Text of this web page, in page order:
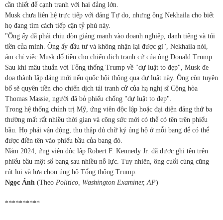
cần thiết để cạnh tranh với hai đảng lớn.
Musk chưa liên hệ trực tiếp với đảng Tự do, nhưng ông Nekhaila cho biết
họ đang tìm cách tiếp cận tỷ phú này.
"Ông ấy đã phải chịu đòn giáng mạnh vào doanh nghiệp, danh tiếng và túi
tiền của mình. Ông ấy đầu tư và không nhận lại được gì", Nekhaila nói,
ám chỉ việc Musk đổ tiền cho chiến dịch tranh cử của ông Donald Trump.
Sau khi mâu thuẫn với Tổng thống Trump về "dự luật to đẹp", Musk đe
dọa thành lập đảng mới nếu quốc hội thông qua dự luật này. Ông còn tuyên
bố sẽ quyên tiền cho chiến dịch tái tranh cử của hạ nghị sĩ Cộng hòa
Thomas Massie, người đã bỏ phiếu chống "dự luật to đẹp".
Trong hệ thống chính trị Mỹ, ứng viên độc lập hoặc đại diện đảng thứ ba
thường mất rất nhiều thời gian và công sức mới có thể có tên trên phiếu
bầu. Họ phải vận động, thu thập đủ chữ ký ủng hộ ở mỗi bang để có thể
được điền tên vào phiếu bầu của bang đó.
Năm 2024, ứng viên độc lập Robert F. Kennedy Jr. đã được ghi tên trên
phiếu bầu một số bang sau nhiều nỗ lực. Tuy nhiên, ông cuối cùng cũng
rút lui và lựa chọn ủng hộ Tổng thống Trump.
Ngọc Ánh (Theo Politico, Washington Examiner, AP)
**********